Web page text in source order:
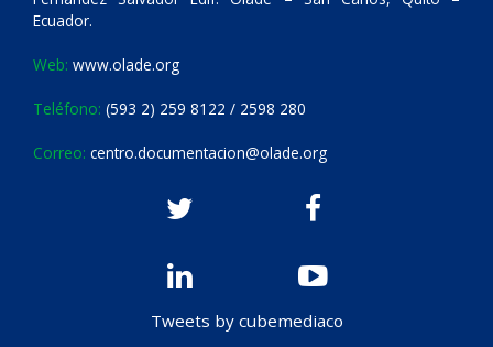
Ecuador.
Web: www.olade.org
Teléfono: (593 2) 259 8122 / 2598 280
Correo: centro.documentacion@olade.org
Tweets by cubemediaco